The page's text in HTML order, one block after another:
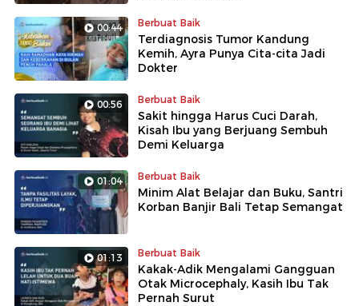
00:44 Berbuat Baik
Terdiagnosis Tumor Kandung
Kemih, Ayra Punya Cita-cita Jadi
Dokter
00:56 Berbuat Baik
Sakit hingga Harus Cuci Darah,
Kisah Ibu yang Berjuang Sembuh
Demi Keluarga
01:04 Berbuat Baik
Minim Alat Belajar dan Buku, Santri
Korban Banjir Bali Tetap Semangat
01:13 Berbuat Baik
Kakak-Adik Mengalami Gangguan
Otak Microcephaly, Kasih Ibu Tak
Pernah Surut